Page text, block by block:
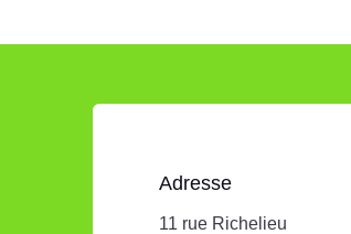
Adresse
11 rue Richelieu